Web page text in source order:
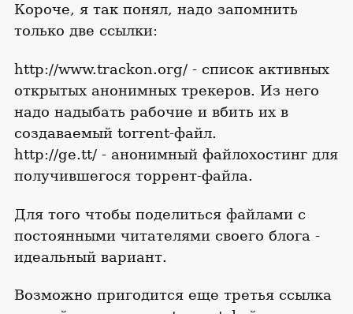
Короче, я так понял, надо запомнить
только две ссылки:
http://www.trackon.org/ - список активных
открытых анонимных трекеров. Из него
надо надыбать рабочие и вбить их в
создаваемый torrent-файл.
http://ge.tt/ - анонимный файлохостинг для
получившегося торрент-файла.
Для того чтобы поделиться файлами с
постоянными читателями своего блога -
идеальный вариант.
Возможно пригодится еще третья ссылка